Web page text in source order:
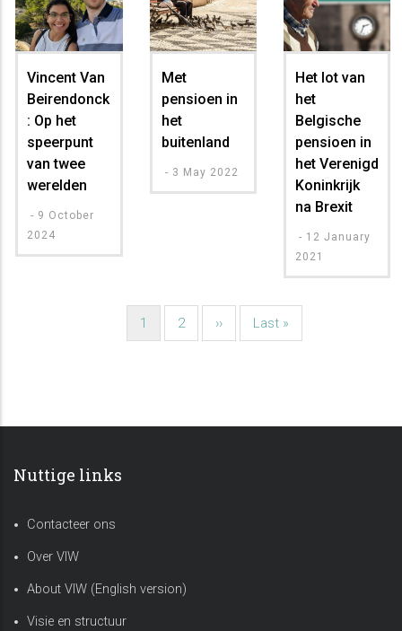
Vincent Van
Beirendonck
: Op het
speerpunt
van twee
werelden
- 9 October
2024
Met
pensioen in
het
buitenland
- 3 May 2022
Het lot van
het
Belgische
pensioen in
het Verenigd
Koninkrijk
na Brexit
- 12 January
2021
Current
1 Page
2
Next
››
Last
Last »
Nuttige links
Contacteer ons
Over VIW
About VIW (English version)
Visie en structuur